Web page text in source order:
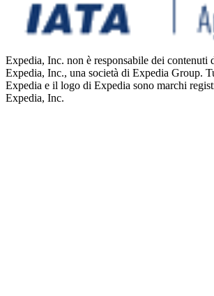
Expedia, Inc. non è responsabile dei contenuti
Expedia, Inc., una società di Expedia Group.
Expedia e il logo di Expedia sono marchi
Expedia, Inc.